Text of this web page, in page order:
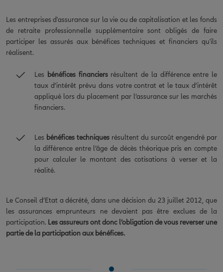
Les entreprises d'assurance sur la vie ou de capitalisation et les fonds
de retraite professionnelle supplémentaire sont obligés de faire
participer les assurés aux bénéfices techniques et financiers qu'ils
réalisent.
Les bénéfices financiersrésultent de la différence entre le
taux d’intérêt prévu dans votre contrat et le taux d’intérêt
appliqué lors du placement par l’assurance sur les marchés
financiers.
Les bénéfices techniques résultent du surcoût engendré par
la différence entre l’âge de décès théorique pris en compte
pour calculer le montant des cotisations à verser et la
réalité.
Le Conseil d’Etat a décrété, dans une décision du 23 juillet 2012, que
les assurances emprunteurs ne devaient pas être exclues de la
participation. Les assureurs ont donc l’obligation de vous reverser une
partie de la participation aux bénéfices.